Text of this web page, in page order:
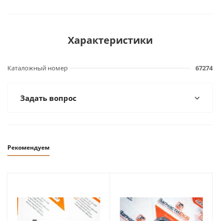
Характеристики
Каталожный номер 67274
Задать вопрос
Рекомендуем